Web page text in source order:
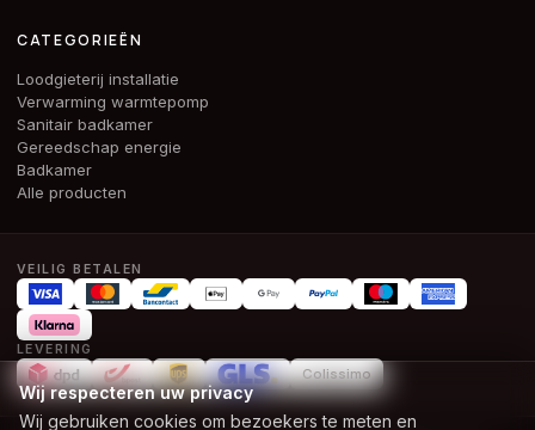
CATEGORIEËN
Loodgieterij installatie
Verwarming warmtepomp
Sanitair badkamer
Gereedschap energie
Badkamer
Alle producten
VEILIG BETALEN
LEVERING
Colissimo
Wij respecteren uw privacy
Wij gebruiken cookies om bezoekers te meten en